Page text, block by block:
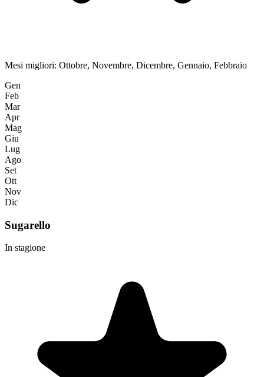
Mesi migliori: Ottobre, Novembre, Dicembre, Gennaio, Febbraio
Gen
Feb
Mar
Apr
Mag
Giu
Lug
Ago
Set
Ott
Nov
Dic
Sugarello
In stagione